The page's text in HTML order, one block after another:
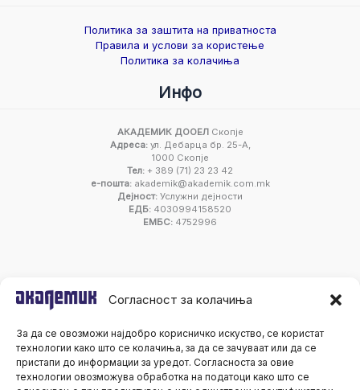
Согласност за колачиња
За да се овозможи најдобро корисничко искуство, се користат
технологии како што се колачиња, за да се зачуваат или да се
пристапи до информации за уредот. Согласноста за овие
технологии овозможува обработка на податоци како што се
Политика за заштита на приватноста
Правила и услови за користење
Политика за колачиња
Инфо
АКАДЕМИК ДООЕЛСкопје
Адреса:ул. Дебарца бр. 25-А,
1000 Скопје
Тел: + 389 (71) 23 23 42
е-пошта:akademik@akademik.com.mk
Дејност: Услужни дејности
ЕДБ: 4030994158520
ЕМБС: 4752996